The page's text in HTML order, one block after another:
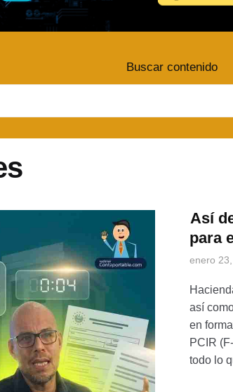
Buscar contenido
Así
para
enero
así
en
PCIR
todo lo